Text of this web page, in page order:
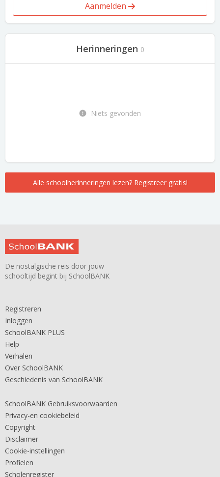
Aanmelden
Herinneringen 0
Niets gevonden
Alle schoolherinneringen lezen? Registreer gratis!
De nostalgische reis door jouw
schooltijd begint bij SchoolBANK
Registreren
Inloggen
SchoolBANK PLUS
Help
Verhalen
Over SchoolBANK
Geschiedenis van SchoolBANK
SchoolBANK Gebruiksvoorwaarden
Privacy-en cookiebeleid
Copyright
Disclaimer
Cookie-instellingen
Profielen
Scholenregister